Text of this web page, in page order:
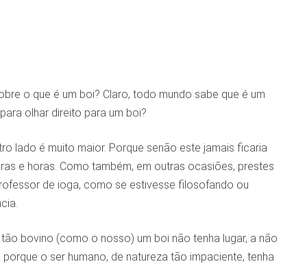
o que é um boi? Claro, todo mundo sabe que é um
olhar direito para um boi?
lado é muito maior. Porque senão este jamais ficaria
e horas. Como também, em outras ocasiões, prestes
de ioga, como se estivesse filosofando ou
bovino (como o nosso) um boi não tenha lugar, a não
o ser humano, de natureza tão impaciente, tenha